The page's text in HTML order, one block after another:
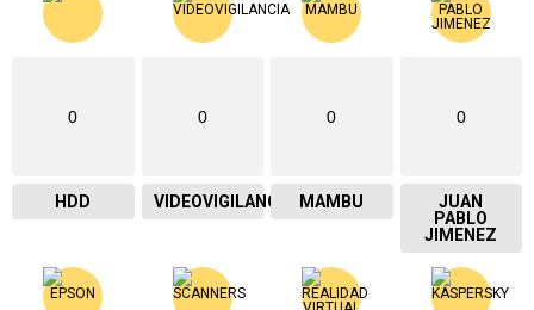
0
HDD
0
VIDEOVIGILANCIA
0
MAMBU
0
JUAN
PABLO
JIMENEZ